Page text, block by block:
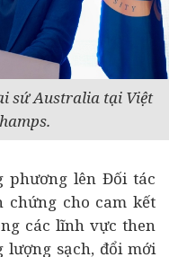
sứ Australia tại Việt
phương lên Đối tác
chứng cho cam kết
các lĩnh vực then
lượng sạch, đổi mới